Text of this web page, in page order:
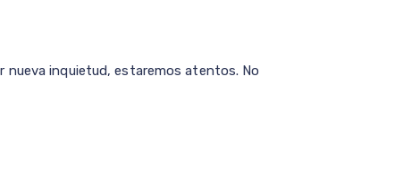
nueva inquietud, estaremos atentos. No